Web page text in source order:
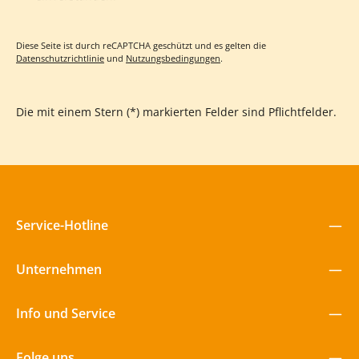
Flaschen ziehen magisch an und inspirieren zu immer neuen
Spielideen – von der Kräuterapotheke bis zur Schatzsuche.
Diese Seite ist durch reCAPTCHA geschützt und es gelten die
Datenschutzrichtlinie und Nutzungsbedingungen.
Die mit einem Stern (*) markierten Felder sind Pflichtfelder.
Service-Hotline
Unternehmen
Info und Service